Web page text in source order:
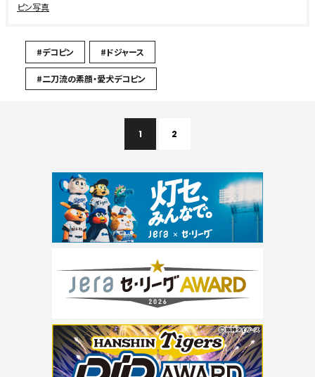
ピン写真
#デコピン #ドジャース
#二刀流の素顔・愛犬デコピン
1 2